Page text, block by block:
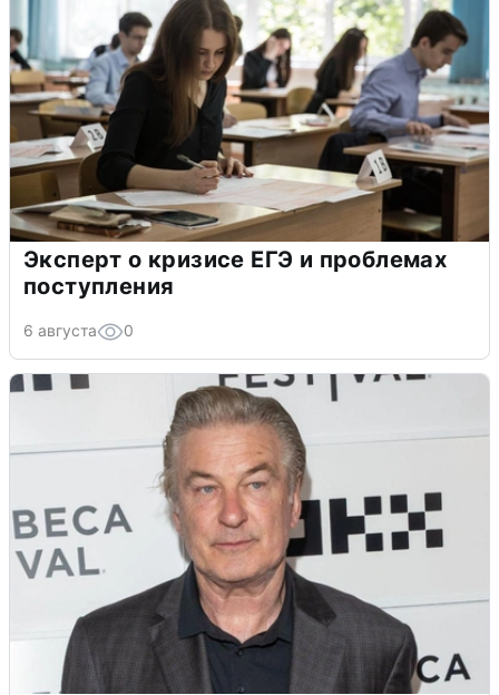
Эксперт о кризисе ЕГЭ и проблемах
поступления
6 августа 0